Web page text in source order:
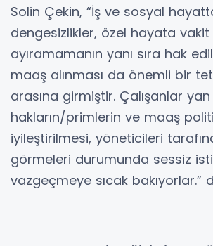
Solin Çekin, “İş ve sosyal
dengesizlikler, özel hayata vakit
ayıramamanın yanı sıra hak
maaş alınması da önemli bir
arasına girmiştir. Çalışanlar yan
hakların/primlerin ve maaş
iyileştirilmesi, yöneticileri
görmeleri durumunda sessiz
vazgeçmeye sıcak bakıyorlar.”